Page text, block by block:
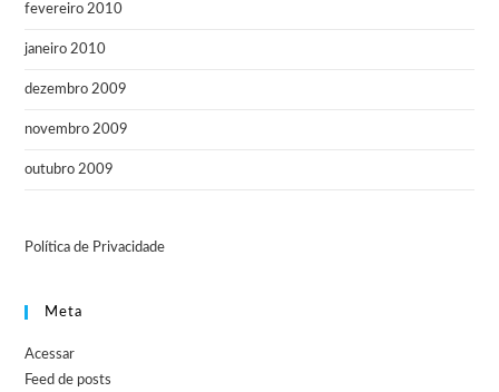
fevereiro 2010
janeiro 2010
dezembro 2009
novembro 2009
outubro 2009
Política de Privacidade
Meta
Acessar
Feed de posts